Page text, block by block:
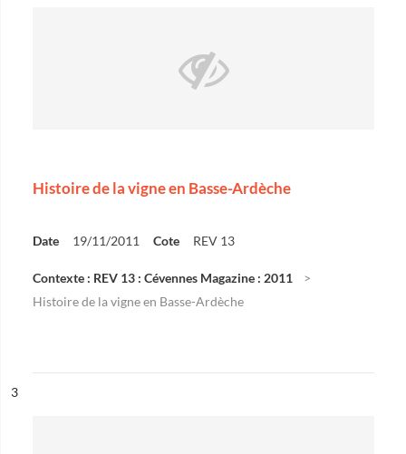
Histoire de la vigne en Basse-Ardèche
Date 19/11/2011 Cote REV 13
Contexte : REV 13 : Cévennes Magazine : 2011
Histoire de la vigne en Basse-Ardèche
n°
3